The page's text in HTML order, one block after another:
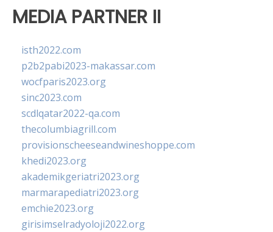
MEDIA PARTNER II
isth2022.com
p2b2pabi2023-makassar.com
wocfparis2023.org
sinc2023.com
scdlqatar2022-qa.com
thecolumbiagrill.com
provisionscheeseandwineshoppe.com
khedi2023.org
akademikgeriatri2023.org
marmarapediatri2023.org
emchie2023.org
girisimselradyoloji2022.org